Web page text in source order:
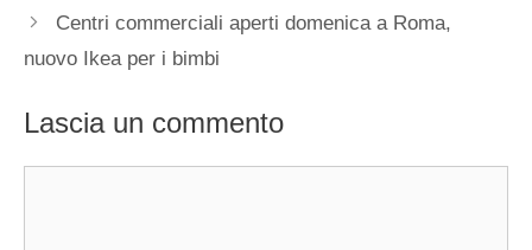
Centri commerciali aperti domenica a Roma,
nuovo Ikea per i bimbi
Lascia un commento